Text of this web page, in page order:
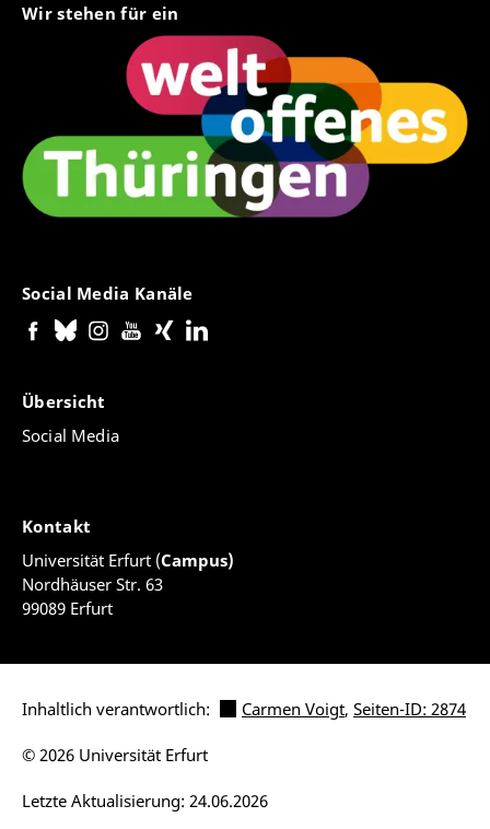
Wir stehen für ein
Social Media Kanäle
Übersicht
Social Media
Kontakt
Universität Erfurt (Campus)
Nordhäuser Str. 63
99089 Erfurt
Inhaltlich verantwortlich: Carmen Voigt, Seiten-ID: 2874
Letzte Aktualisierung: 24.06.2026
© 2026 Universität Erfurt